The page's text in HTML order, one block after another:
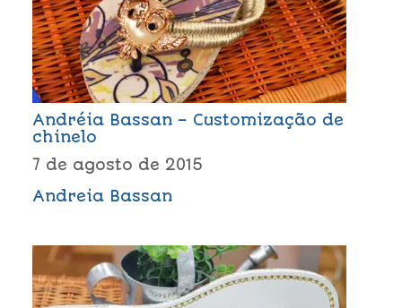
Andréia Bassan – Customização de
chinelo
7 de agosto de 2015
Andreia Bassan